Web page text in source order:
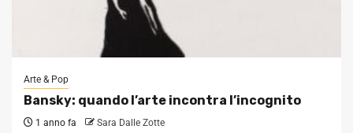
Arte & Pop
Bansky: quando l’arte incontra l’incognito
1 anno fa Sara Dalle Zotte